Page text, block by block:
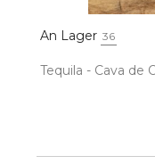
An Lager 36
Tequila - Cava de